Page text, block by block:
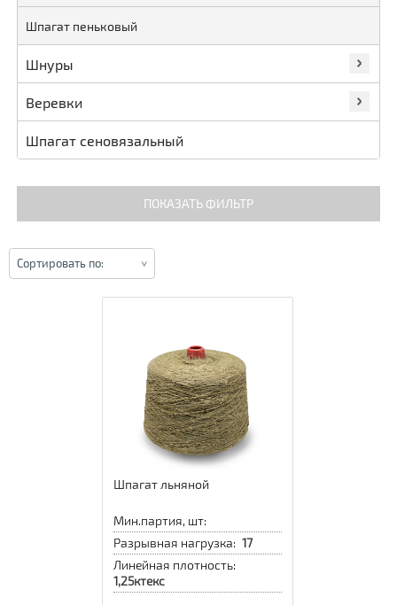
Шпагат пеньковый
Шнуры
Веревки
Шпагат сеновязальный
ПОКАЗАТЬ ФИЛЬТР
Сортировать по:
Шпагат льняной
Мин.партия, шт:
Разрывная нагрузка: 17
Линейная плотность:
1,25ктекс